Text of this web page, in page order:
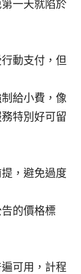
一天就陷於
動支付，但
給小費，像
特別好可留
，避免過度
的價格標
可用，計程